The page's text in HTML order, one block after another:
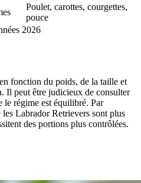
Poulet, carottes, courgettes,
pouce
2026
fonction du poids, de la taille et
Il peut être judicieux de consulter
le régime est équilibré. Par
Labrador Retrievers sont plus
des portions plus contrôlées.